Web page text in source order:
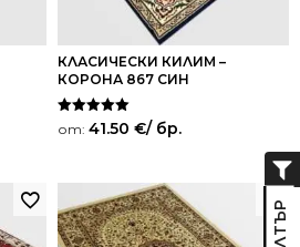
КЛАСИЧЕСКИ КИЛИМ –
КОРОНА 867 СИН
Оценено на
5.00
от: 41.50 €/ бр.